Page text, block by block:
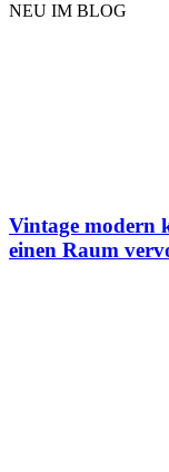
NEU IM BLOG
Vintage modern
einen Raum